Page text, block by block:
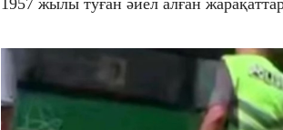
1957 жылы туған әйел алған